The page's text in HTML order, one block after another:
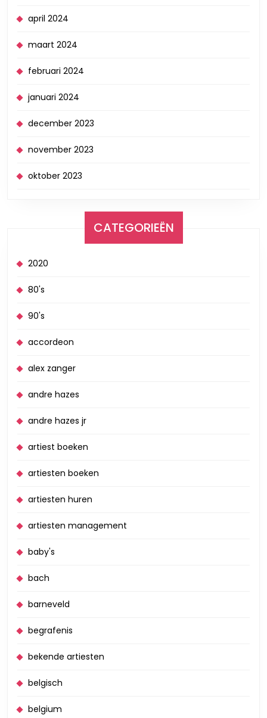
april 2024
maart 2024
februari 2024
januari 2024
december 2023
november 2023
oktober 2023
CATEGORIEËN
2020
80's
90's
accordeon
alex zanger
andre hazes
andre hazes jr
artiest boeken
artiesten boeken
artiesten huren
artiesten management
baby's
bach
barneveld
begrafenis
bekende artiesten
belgisch
belgium